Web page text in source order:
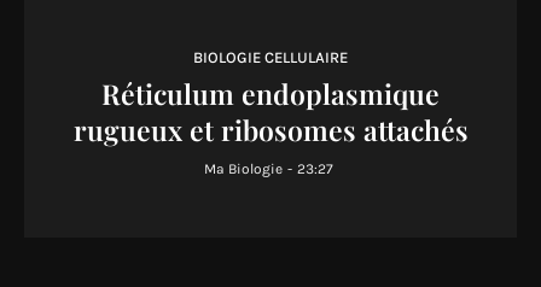
BIOLOGIE CELLULAIRE
Réticulum endoplasmique
rugueux et ribosomes attachés
Ma Biologie - 23:27